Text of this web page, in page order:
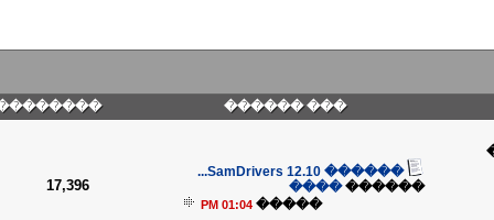
��� ������
������ SamDrivers 12.10...
������
����
�����
01:04 PM
17,396